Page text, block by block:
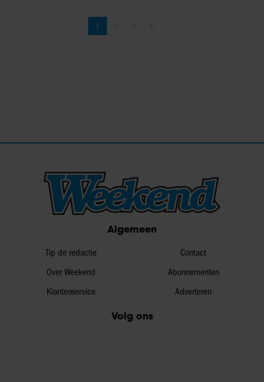
Pagina
1
Algemeen
Tip de redactie
Over Weekend
Klantenservice
Contact
Abonnementen
Adverteren
Volg ons